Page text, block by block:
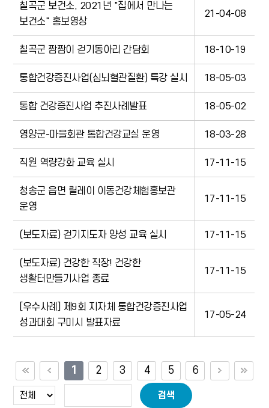
칠곡군 보건소, 2021년 "집에서 만나는
보건소" 홍보영상
21-04-08
칠곡군 짬짬이 걷기동아리 간담회 18-10-19
통합건강증진사업(심뇌혈관질환) 특강 실시 18-05-03
통합 건강증진사업 추진사례발표 18-05-02
영양군-마을회관 통합건강교실 운영 18-03-28
직원 역량강화 교육 실시 17-11-15
청송군 읍면 릴레이 이동건강체험홍보관
운영
17-11-15
(보도자료) 걷기지도자 양성 교육 실시 17-11-15
(보도자료) 건강한 직장! 건강한
생활터만들기사업 종료
17-11-15
[우수사례] 제9회 지자체 통합건강증진사업
성과대회 구미시 발표자료
17-05-24
1 2 3 4 5 6
검색